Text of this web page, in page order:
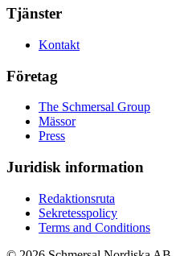
Tjänster
Kontakt
Företag
The Schmersal Group
Mässor
Press
Juridisk information
Redaktionsruta
Sekretesspolicy
Terms and Conditions